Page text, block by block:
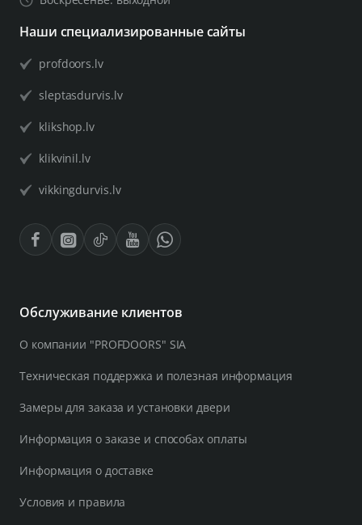
Наши специализированные сайты
profdoors.lv
sleptasdurvis.lv
klikshop.lv
klikvinil.lv
vikkingdurvis.lv
Обслуживание клиентов
О компании "PROFDOORS" SIA
Техническая поддержка и полезная информация
Замеры для заказа и установки двери
Информация о заказе и способах оплаты
Информация о доставке
Условия и правила